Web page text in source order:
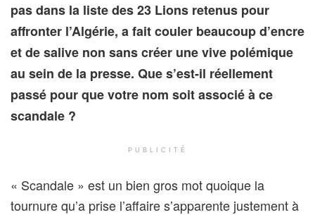
pas dans la liste des 23 Lions retenus pour
affronter l’Algérie, a fait couler beaucoup d’encre
et de salive non sans créer une vive polémique
au sein de la presse. Que s’est-il réellement
passé pour que votre nom soit associé à ce
scandale ?
PUBLICITÉ
« Scandale » est un bien gros mot quoique la
tournure qu’a prise l’affaire s’apparente justement à